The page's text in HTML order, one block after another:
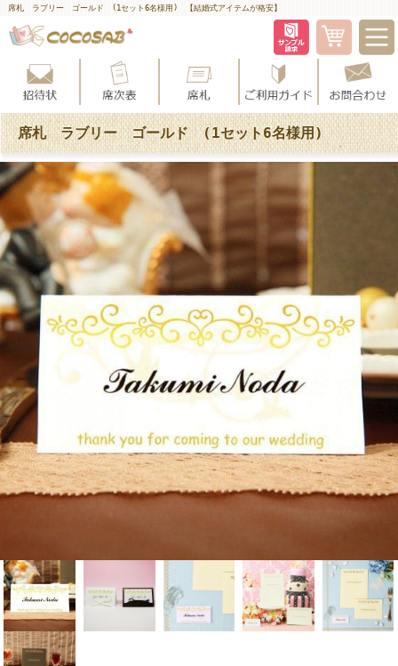
席札 ラブリー ゴールド (1セット6名様用) 【結婚式アイテムが格安】
席札 ラブリー ゴールド (1セット6名様用)